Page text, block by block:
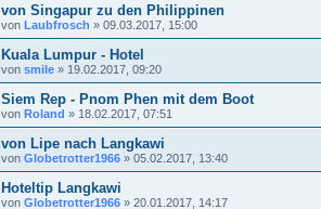
von Singapur zu den Philippinen
von Laubfrosch » 09.03.2017, 15:00
Kuala Lumpur - Hotel
von smile » 19.02.2017, 09:20
Siem Rep - Pnom Phen mit dem Boot
von Roland » 18.02.2017, 07:51
von Lipe nach Langkawi
von Globetrotter1966 » 05.02.2017, 13:40
Hoteltip Langkawi
von Globetrotter1966 » 20.01.2017, 14:17